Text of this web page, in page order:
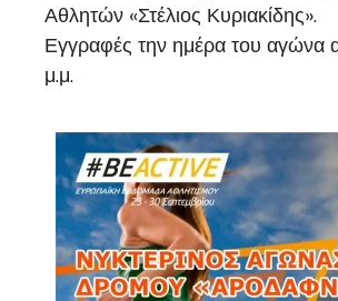
Αθλητών «Στέλιος Κυριακίδης».
Εγγραφές την ημέρα του αγώνα
μ.μ.